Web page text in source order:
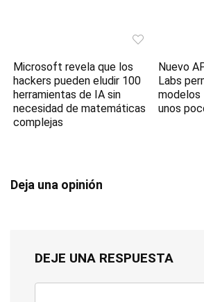
Microsoft revela que los
hackers pueden eludir 100
herramientas de IA sin
necesidad de matemáticas
complejas
Nuevo
Labs
modelos
unos
Deja una opinión
DEJE UNA RESPUESTA